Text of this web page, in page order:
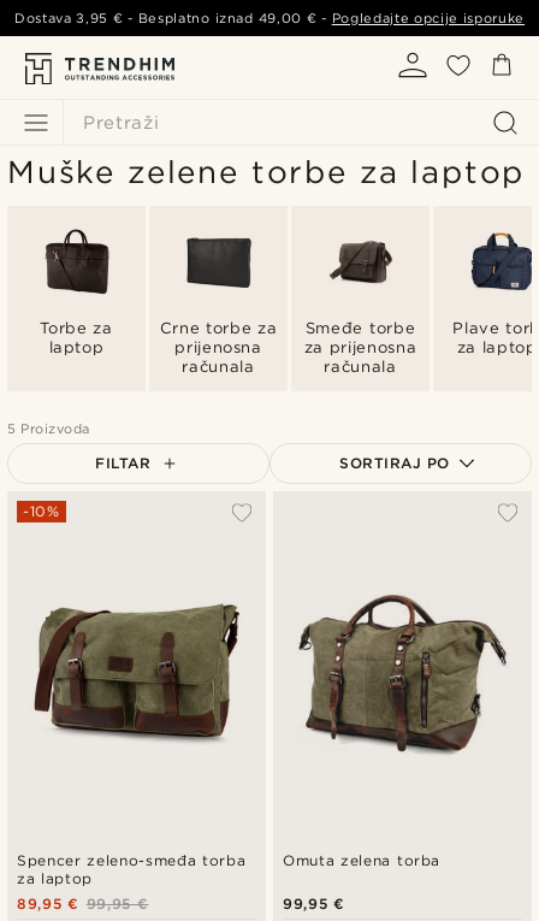
Pretraži
Dostava3,95 € - Besplatno iznad 49,00 € - Pogledajte opcije isporuke
Muške zelene torbe za laptop
Torbe za
laptop
Crne torbe za
prijenosna
računala
Smeđe torbe
za prijenosna
računala
Plave
za
5 Proizvoda
FILTAR SORTIRAJ PO
Najviša cijena
Spencer zeleno-smeđa torba
za laptop
-10%
99,95 €
89,95 €
Omuta zelena torba
99,95 €